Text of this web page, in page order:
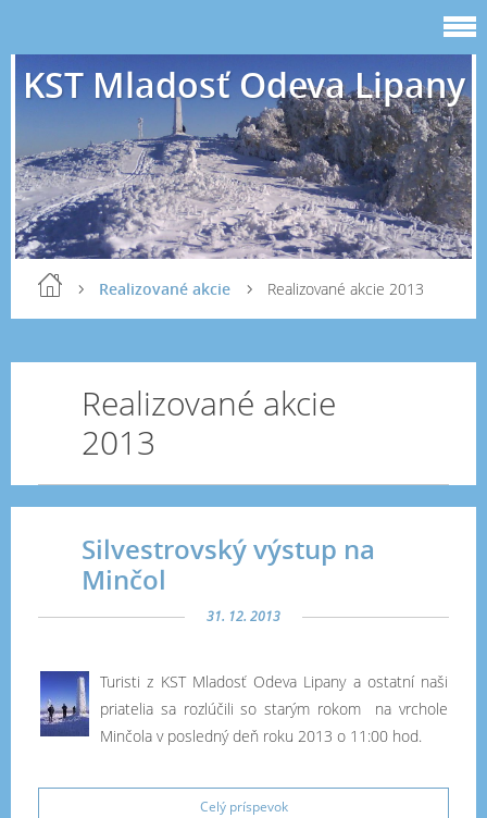
KST Mladosť Odeva Lipany
Realizované akcie Realizované akcie 2013
Realizované akcie
2013
Silvestrovský výstup na
Minčol
31. 12. 2013
Turisti z KST Mladosť Odeva Lipany a ostatní naši
priatelia sa rozlúčili so starým rokom na vrchole
Minčola v posledný deň roku 2013 o 11:00 hod.
Celý príspevok